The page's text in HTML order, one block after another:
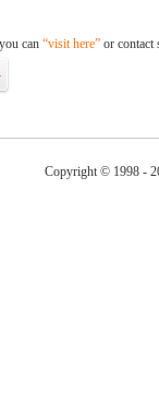
can “visit here” or contact
Copyright © 1998 -